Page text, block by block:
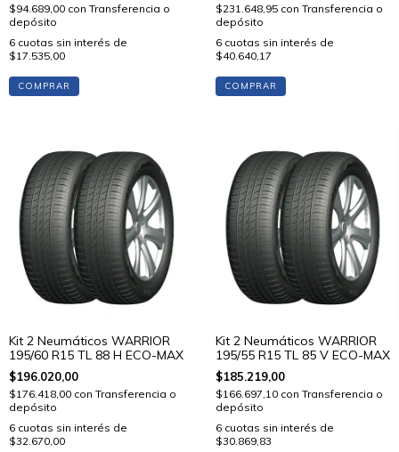
$94.689,00 con Transferencia o
depósito
6 cuotas sin interés de
$17.535,00
COMPRAR
$231.648,95 con Transferencia o
depósito
6 cuotas sin interés de
$40.640,17
COMPRAR
Kit 2 Neumáticos WARRIOR
195/60 R15 TL 88 H ECO-MAX
$196.020,00
$176.418,00 con Transferencia o
depósito
6 cuotas sin interés de
$32.670,00
Kit 2 Neumáticos WARRIOR
195/55 R15 TL 85 V ECO-MAX
$185.219,00
$166.697,10 con Transferencia o
depósito
6 cuotas sin interés de
$30.869,83